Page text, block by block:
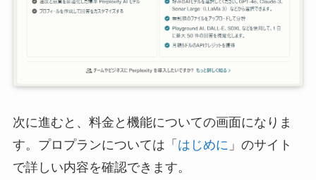
次に進むと、料金と機能についての画面になりま
す。プロプランについては「 はじめに 」のサイト
で詳しい内容を確認できます。